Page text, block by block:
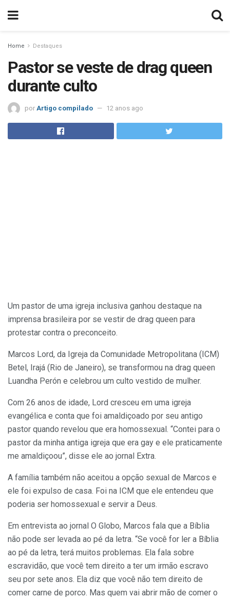
Home Destaques
Pastor se veste de drag queen
durante culto
por Artigo compilado 12 anos ago
Um pastor de uma igreja inclusiva ganhou destaque na
imprensa brasileira por se vestir de drag queen para
protestar contra o preconceito.
Marcos Lord, da Igreja da Comunidade Metropolitana (ICM)
Betel, Irajá (Rio de Janeiro), se transformou na drag queen
Luandha Perón e celebrou um culto vestido de mulher.
Com 26 anos de idade, Lord cresceu em uma igreja
evangélica e conta que foi amaldiçoado por seu antigo
pastor quando revelou que era homossexual. “Contei para o
pastor da minha antiga igreja que era gay e ele praticamente
me amaldiçoou”, disse ele ao jornal Extra.
A família também não aceitou a opção sexual de Marcos e
ele foi expulso de casa. Foi na ICM que ele entendeu que
poderia ser homossexual e servir a Deus.
Em entrevista ao jornal O Globo, Marcos fala que a Bíblia
não pode ser levada ao pé da letra. “Se você for ler a Bíblia
ao pé da letra, terá muitos problemas. Ela fala sobre
escravidão, que você tem direito a ter um irmão escravo
seu por sete anos. Ela diz que você não tem direito de
comer carne de porco. Mas quem vai abrir mão de comer o